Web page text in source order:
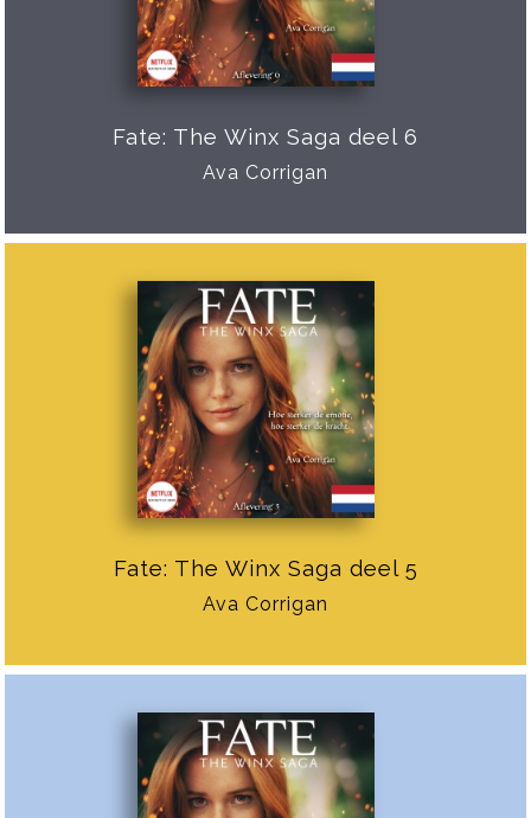
Fate: The Winx Saga deel 6
Ava Corrigan
Fate: The Winx Saga deel 5
Ava Corrigan